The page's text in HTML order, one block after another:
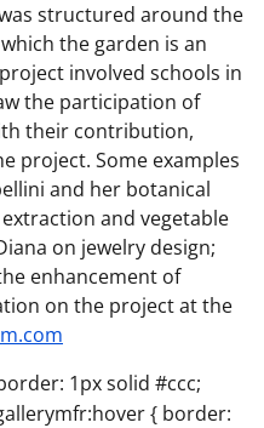
structured around the
the garden is an
involved schools in
the participation of
their contribution,
project. Some examples
and her botanical
and vegetable
on jewelry design;
enhancement of
on the project at the
1px solid #ccc;
{ border: